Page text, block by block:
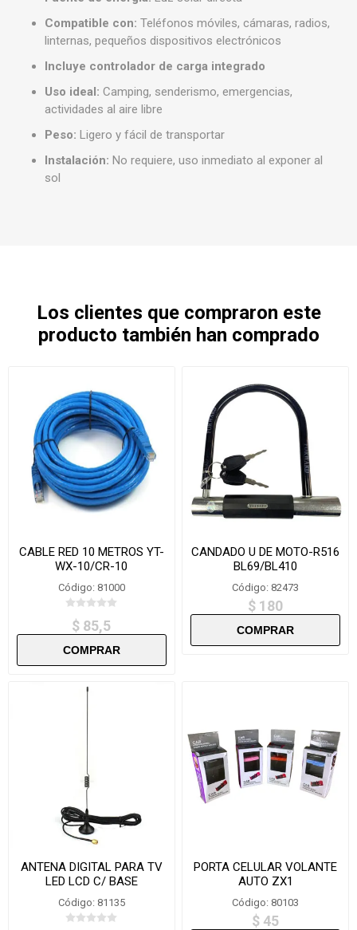
Compatible con: Teléfonos móviles, cámaras, radios,
linternas, pequeños dispositivos electrónicos
Incluye controlador de carga integrado
Uso ideal: Camping, senderismo, emergencias,
actividades al aire libre
Peso: Ligero y fácil de transportar
Instalación: No requiere, uso inmediato al exponer al
sol
Los clientes que compraron este
producto también han comprado
CABLE RED 10 METROS YT-
WX-10/CR-10
Código: 81000
$ 85,5
CANDADO U DE MOTO-R516
BL69/BL410
Código: 82473
$ 180
ANTENA DIGITAL PARA TV
LED LCD C/ BASE
IMANTADA
Código: 81135
PORTA CELULAR VOLANTE
AUTO ZX1
Código: 80103
$ 45